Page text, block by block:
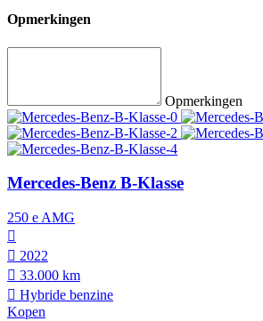
Opmerkingen
Opmerkingen
Mercedes-Benz B-Klasse
250 e AMG
2022
33.000 km
Hybride benzine
Kopen